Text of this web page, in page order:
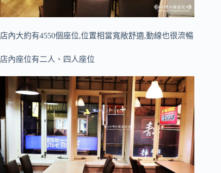
店內大約有4550個座位,位置相當寬敞舒適,動線也很流暢
店內座位有二人、四人座位